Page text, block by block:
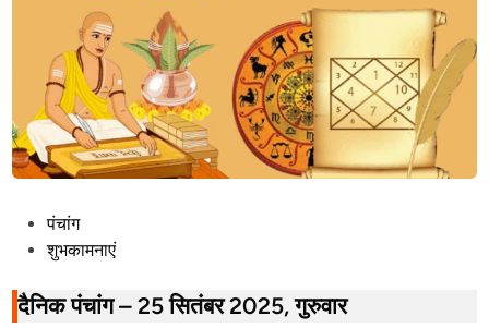
t
पंचांग
शुभकामनाएं
दैनिक पंचांग – 25 सितंबर 2025, गुरुवार